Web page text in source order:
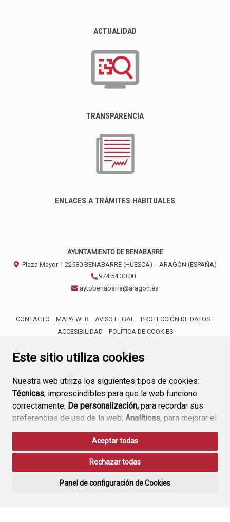
Este sitio utiliza cookies
Nuestra web utiliza los siguientes tipos de cookies:
Técnicas, imprescindibles para que la web funcione
correctamente; De personalización, para recordar sus
preferencias de uso de la web; Analíticas, para mejorar el
funcionamiento de la web y sus servicios.
Si acepta pulsando el botón“Aceptar todas”
consideramos que acepta su uso. Si pulsa el botón
ninguna acción, se guardarán las cookies técnicas
Aceptar todas
Rechazar todas
Panel de configuración de Cookies
ACTUALIDAD
TRANSPARENCIA
ENLACES A TRÁMITES HABITUALES
AYUNTAMIENTO DE BENABARRE
Plaza Mayor 1 22580 BENABARRE (HUESCA) - ARAGÓN (ESPAÑA)
974 54 30 00
aytobenabarre@aragon.es
CONTACTO MAPA WEB AVISO LEGAL
PROTECCIÓN DE DATOS
ACCESIBILIDAD
POLÍTICA DE COOKIES